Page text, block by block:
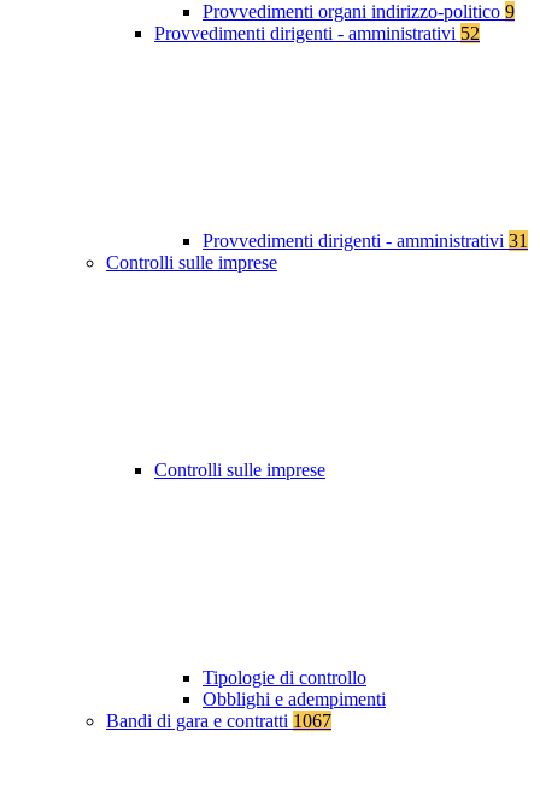
Provvedimenti organi indirizzo-politico 9
Provvedimenti dirigenti - amministrativi 52
Provvedimenti dirigenti - amministrativi 31
Controlli sulle imprese
Controlli sulle imprese
Tipologie di controllo
Obblighi e adempimenti
Bandi di gara e contratti 1067